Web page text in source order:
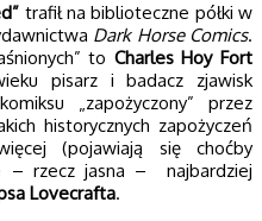
trafił na biblioteczne półki w
Dark Horse Comics.
to Charles Hoy Fort
pisarz i badacz zjawisk
„zapożyczony” przez
historycznych zapożyczeń
(pojawiają się choćby
– rzecz jasna – najbardziej
Lovecrafta.